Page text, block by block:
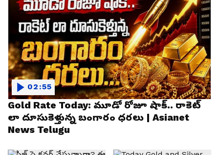
Gold Rate Today: మూడో రోజూ షాక్.. రాకెట్
లా దూసుకెళ్తున్న బంగారం ధరలు | Asianet
News Telugu
02:55